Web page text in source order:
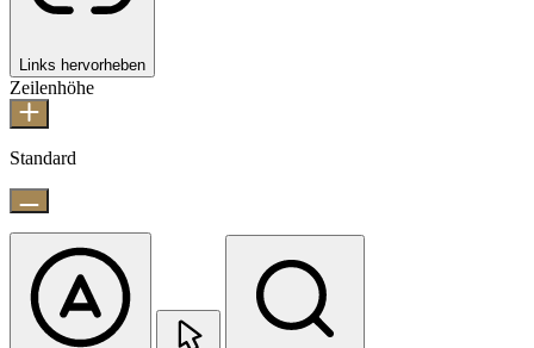
Links hervorheben
Zeilenhöhe
Standard